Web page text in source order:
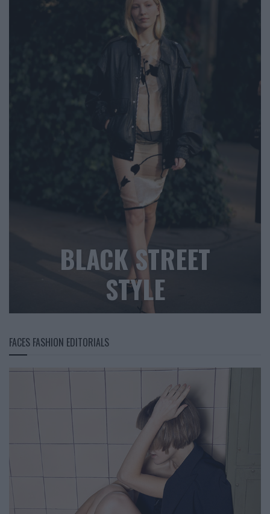
BLACK STREET
STYLE
FACES FASHION EDITORIALS